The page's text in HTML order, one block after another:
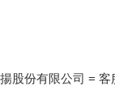
股份有限公司 =